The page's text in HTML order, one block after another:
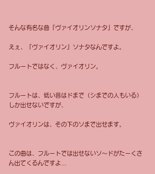
そんな有名な曲『ヴァイオリンソナタ』ですが、
えぇ、『ヴァイオリン』ソナタなんですよ。
フルートではなく、ヴァイオリン。
フルートは、低い音はドまで（シまでの人もいる）
しか出せないですが、
ヴァイオリンは、その下のソまで出せます。
この曲は、フルートでは出せないソ〜ドがたーくさ
ん出てくるんですよ…